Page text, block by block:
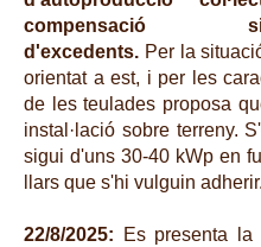
compensació
d'excedents. Per la
orientat a est, i per les
de les teulades proposa
instal·lació sobre terreny.
sigui d'uns 30-40 kWp en
llars que s'hi vulguin adherir.
22/8/2025: Es presenta la